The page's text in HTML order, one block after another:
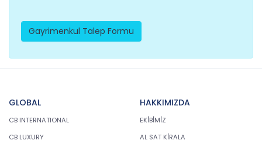
Gayrimenkul Talep Formu
GLOBAL
CB INTERNATIONAL
CB LUXURY
HAKKIMIZDA
EKİBİMİZ
AL SAT KİRALA